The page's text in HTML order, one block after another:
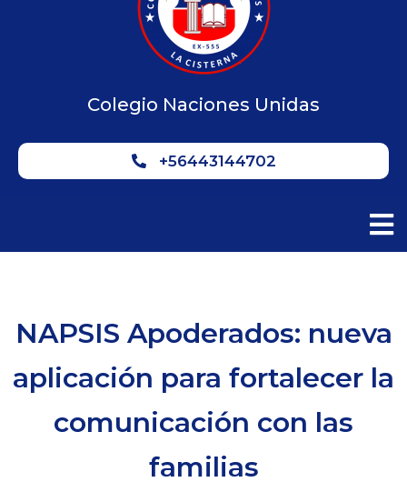
Colegio Naciones Unidas
+56443144702
NAPSIS Apoderados: nueva
aplicación para fortalecer la
comunicación con las
familias